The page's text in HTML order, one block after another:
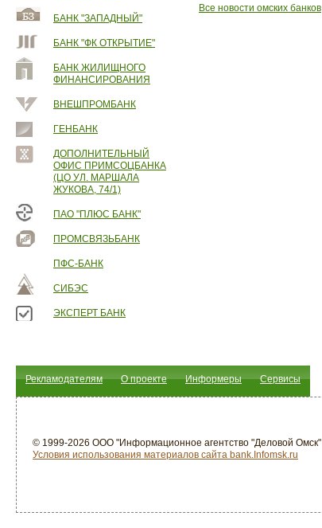
БАНК "ЗАПАДНЫЙ"
БАНК "ФК ОТКРЫТИЕ"
БАНК ЖИЛИЩНОГО
ФИНАНСИРОВАНИЯ
ВНЕШПРОМБАНК
ГЕНБАНК
ДОПОЛНИТЕЛЬНЫЙ
ОФИС ПРИМСОЦБАНКА
(ЦО УЛ. МАРШАЛА
ЖУКОВА, 74/1)
ПАО "ПЛЮС БАНК"
ПРОМСВЯЗЬБАНК
ПФС-БАНК
СИБЭС
ЭКСПЕРТ БАНК
Все новости омских банков
Рекламодателям О проекте Информеры Сервисы
© 1999-2026 ООО "Информационное агентство "Деловой Омск"
Условия использования материалов сайта bank.Infomsk.ru